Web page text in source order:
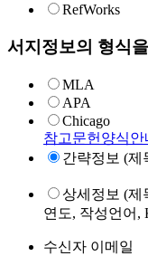
RefWorks
서지정보의 형식
MLA
APA
Chicago
참고문헌양식안
간략정보 (제
상세정보 (제
연도, 작성언어,
수신자 이메일